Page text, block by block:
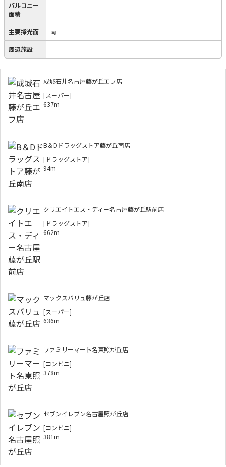
バルコニー
面積
－
主要採光面 南
周辺施設
成城石井名古屋藤が丘エフ店
[スーパー]
637m
B＆Dドラッグストア藤が丘南店
[ドラッグストア]
94m
クリエイトエス・ディー名古屋藤が丘駅前店
[ドラッグストア]
662m
マックスバリュ藤が丘店
[スーパー]
636m
ファミリーマート名東照が丘店
[コンビニ]
378m
セブンイレブン名古屋照が丘店
[コンビニ]
381m